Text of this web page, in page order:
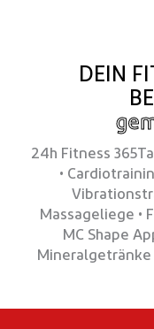
DEIN
24h Fitness
•
Massageliege •
MC Shape